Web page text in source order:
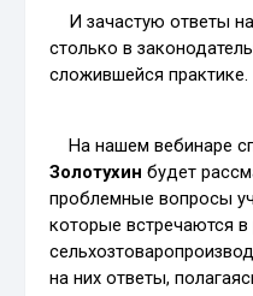
И зачастую ответы
столько в
сложившейся практике.
На нашем вебинаре
Золотухин будет
проблемные вопросы
которые встречаются в
на них ответы,